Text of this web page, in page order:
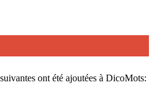
ont été ajoutées à DicoMots: